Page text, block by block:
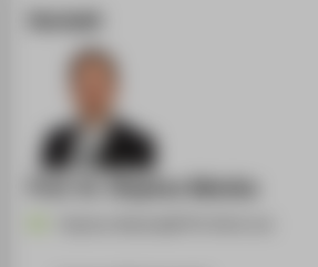
Kontakt
Prof. Dr. Stephan Matzka